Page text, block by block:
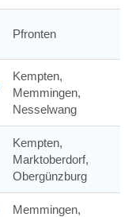
Pfronten
Kempten,
Memmingen,
Nesselwang
Kempten,
Marktoberdorf,
Obergünzburg
Memmingen,